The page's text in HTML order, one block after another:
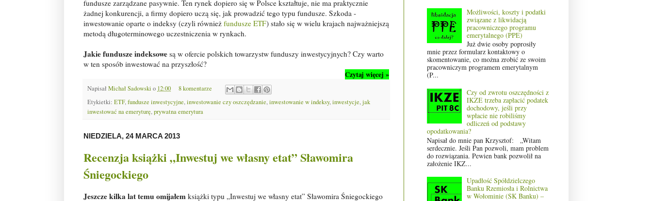
fundusze zarządzane pasywnie. Ten rynek dopiero się w Polsce kształtuje, nie ma praktycznie
żadnej konkurencji, a firmy dopiero uczą się, jak prowadzić tego typu fundusze. Szkoda -
inwestowanie oparte o indeksy (czyli również fundusze ETF) stało się w wielu krajach najważniejszą
metodą długoterminowego uczestniczenia w rynkach.
Jakie fundusze indeksowe są w ofercie polskich towarzystw funduszy inwestycyjnych? Czy warto
w ten sposób inwestować na przyszłość?
Czytaj więcej »
Napisał Michał Sadowski o 12:00
8 komentarze
Etykietki: ETF,fundusze inwestycyjne,inwestowanie czy oszczędzanie,inwestowanie w indeksy,inwestycje,jak
inwestować na emeryturę,prywatna emerytura
NIEDZIELA, 24 MARCA 2013
Recenzja książki „Inwestuj we własny etat” Sławomira
Śniegockiego
Jeszcze kilka lat temu omijałem książki typu „Inwestuj we własny etat” Sławomira Śniegockiego
Możliwości, koszty i podatki
związane z likwidacją
pracowniczego programu
emerytalnego (PPE)
Już dwie osoby poprosiły
mnie przez formularz kontaktowy o
skomentowanie, co można zrobić ze swoim
pracowniczym programem emerytalnym
(P...
Czy od zwrotu oszczędności z
IKZE trzeba zapłacić podatek
dochodowy, jeśli przy
wpłacie nie robiliśmy
odliczeń od podstawy
opodatkowania?
Napisał do mnie pan Krzysztof: „Witam
serdecznie. Jeśli Pan pozwoli, mam problem
do rozwiązania. Pewien bank pozwolił na
założenie IKZ...
Upadłość Spółdzielczego
Banku Rzemiosła i Rolnictwa
w Wołominie (SK Banku) –